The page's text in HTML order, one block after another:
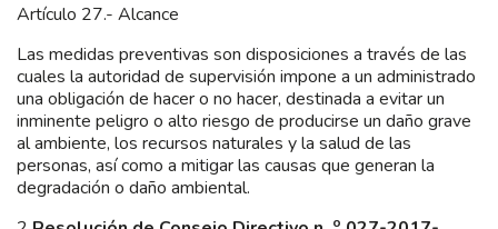
Artículo 27.- Alcance
Las medidas preventivas son disposiciones a través de las
cuales la autoridad de supervisión impone a un administrado
una obligación de hacer o no hacer, destinada a evitar un
inminente peligro o alto riesgo de producirse un daño grave
al ambiente, los recursos naturales y la salud de las
personas, así como a mitigar las causas que generan la
degradación o daño ambiental.
o